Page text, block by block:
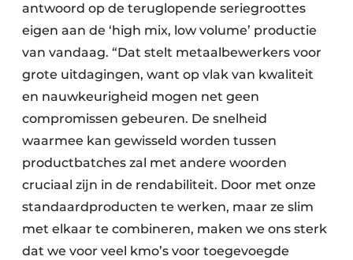
antwoord op de teruglopende seriegroottes
eigen aan de ‘high mix, low volume’ productie
van vandaag. “Dat stelt metaalbewerkers voor
grote uitdagingen, want op vlak van kwaliteit
en nauwkeurigheid mogen net geen
compromissen gebeuren. De snelheid
waarmee kan gewisseld worden tussen
productbatches zal met andere woorden
cruciaal zijn in de rendabiliteit. Door met onze
standaard­producten te werken, maar ze slim
met elkaar te combineren, maken we ons sterk
dat we voor veel kmo’s voor toegevoegde